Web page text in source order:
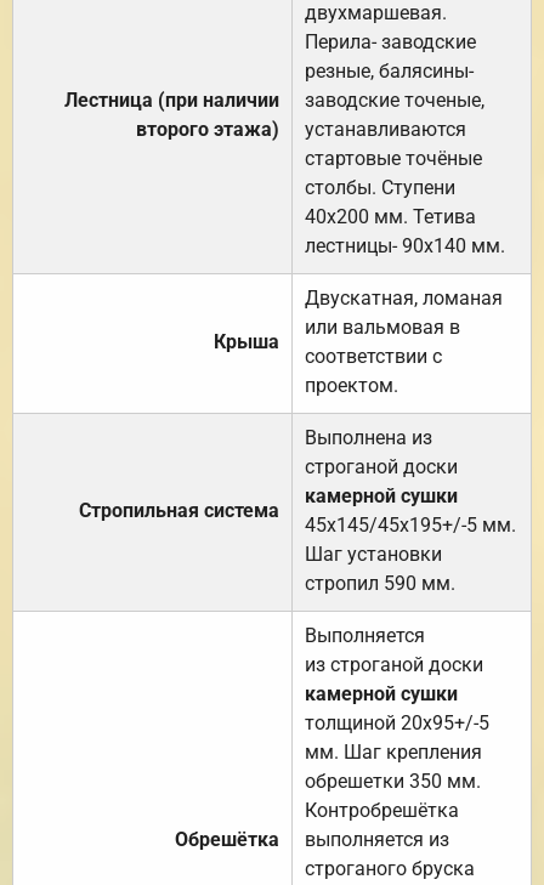
Лестница (при наличии
второго этажа)
двухмаршевая.
Перила- заводские
резные, балясины-
заводские точеные,
устанавливаются
стартовые точёные
столбы. Ступени
40х200 мм. Тетива
лестницы- 90х140 мм.
Крыша
Двускатная, ломаная
или вальмовая в
соответствии с
проектом.
Стропильная система
Выполнена из
строганой доски
камерной сушки
45х145/45х195+/-5 мм.
Шаг установки
стропил 590 мм.
Обрешётка
Выполняется
из строганой доски
камерной сушки
толщиной 20х95+/-5
мм. Шаг крепления
обрешетки 350 мм.
Контробрешётка
выполняется из
строганого бруска